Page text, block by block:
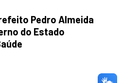
Pedro Almeida
do Estado